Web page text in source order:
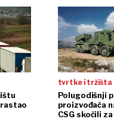
tvrtke i tržišta
Polugodišnji
proizvođača
CSG skočili